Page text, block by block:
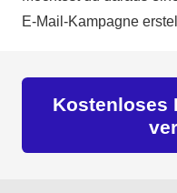
E-Mail-Kampagne
Kostenloses